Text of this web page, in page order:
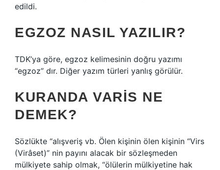
edildi.
EGZOZ NASIL YAZILIR?
TDK’ya göre, egzoz kelimesinin doğru yazımı
“egzoz” dır. Diğer yazım türleri yanlış görülür.
KURANDA VARIS NE
DEMEK?
Sözlükte “alışveriş vb. Ölen kişinin ölen kişinin “Virs
(Virâset)” nin payını alacak bir sözleşmeden
mülkiyete sahip olmak, “ölülerin mülkiyetine hak